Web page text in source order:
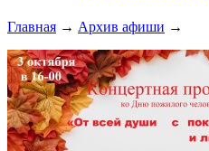
Главная → Архив афиши →